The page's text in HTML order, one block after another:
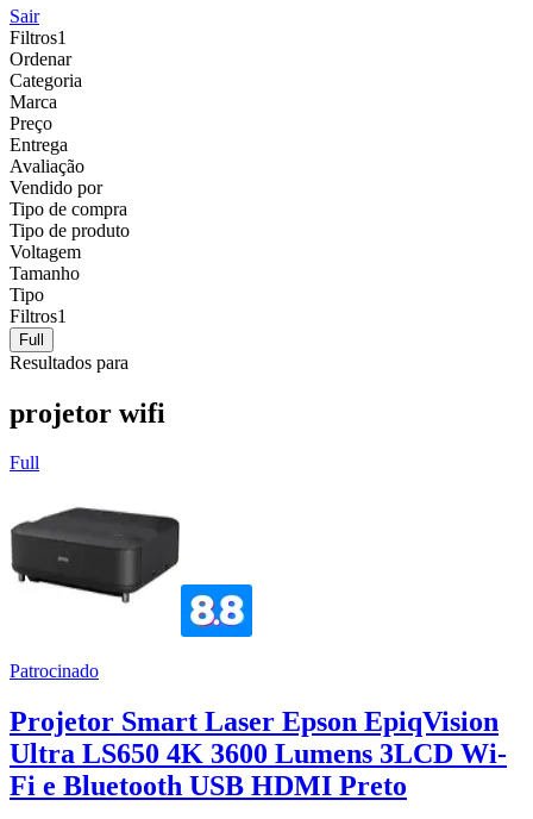
Sair
Filtros1
Ordenar
Categoria
Marca
Preço
Entrega
Avaliação
Vendido por
Tipo de compra
Tipo de produto
Voltagem
Tamanho
Tipo
Filtros1
Full
Resultados para
projetor wifi
Full
Patrocinado
Projetor Smart Laser Epson EpiqVision
Ultra LS650 4K 3600 Lumens 3LCD Wi-
Fi e Bluetooth USB HDMI Preto